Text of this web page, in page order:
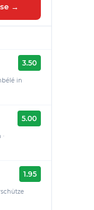
→
3.50
in
5.00
1.95